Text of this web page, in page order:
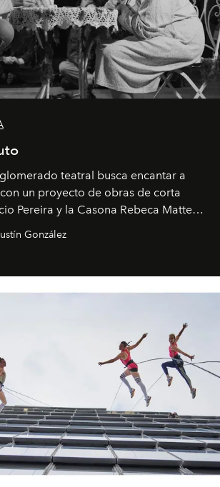
teatral busca encantar a
un proyecto de obras de corta
Pereira y la Casona Rebeca Matte
lugares que han albergado estas
en escena son limpias; ponen el
González